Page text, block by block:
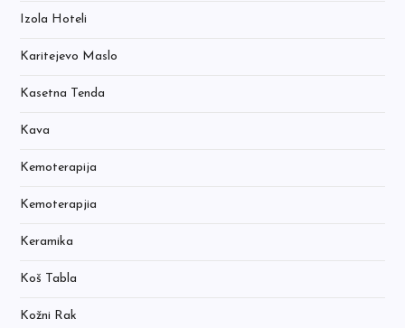
Izola Hoteli
Karitejevo Maslo
Kasetna Tenda
Kava
Kemoterapija
Kemoterapjia
Keramika
Koš Tabla
Kožni Rak